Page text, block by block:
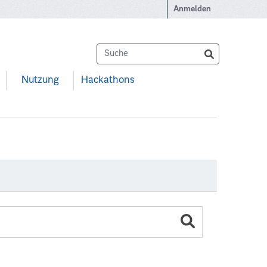
Anmelden
Nutzung Hackathons